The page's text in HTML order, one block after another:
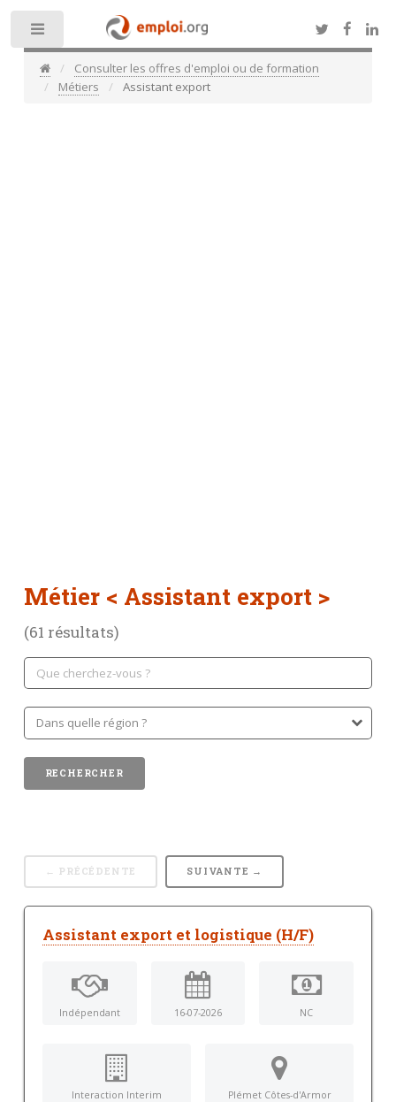
Consulter les offres d'emploi ou de formation
Métiers
Assistant export
Métier < Assistant export >
(61 résultats)
← PRÉCÉDENTE SUIVANTE →
Assistant export et logistique (H/F)
Indépendant 16-07-2026 NC
Interaction Interim
Plémet Côtes-d'Armor
Toggle